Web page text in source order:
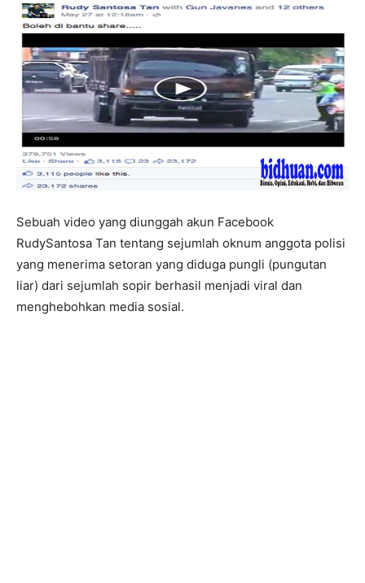
Sebuah video yang diunggah akun Facebook
RudySantosa Tan tentang sejumlah oknum anggota polisi
yang menerima setoran yang diduga pungli (pungutan
liar) dari sejumlah sopir berhasil menjadi viral dan
menghebohkan media sosial.